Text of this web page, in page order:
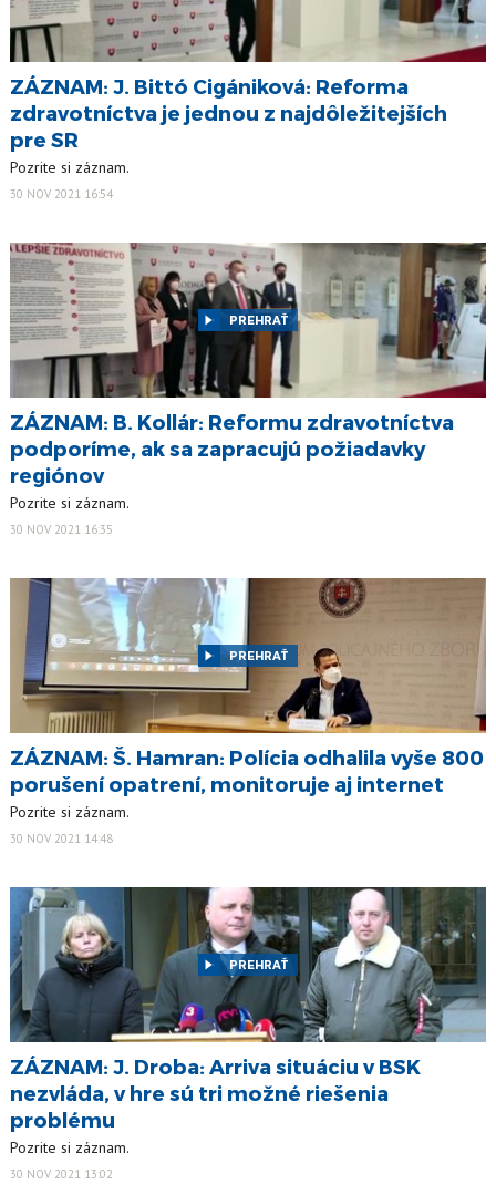
ZÁZNAM: J. Bittó Cigániková: Reforma
zdravotníctva je jednou z najdôležitejších
pre SR
Pozrite si záznam.
30 NOV 2021 16:54
PREHRAŤ
ZÁZNAM: B. Kollár: Reformu zdravotníctva
podporíme, ak sa zapracujú požiadavky
regiónov
Pozrite si záznam.
30 NOV 2021 16:35
PREHRAŤ
ZÁZNAM: Š. Hamran: Polícia odhalila vyše 800
porušení opatrení, monitoruje aj internet
Pozrite si záznam.
30 NOV 2021 14:48
PREHRAŤ
ZÁZNAM: J. Droba: Arriva situáciu v BSK
nezvláda, v hre sú tri možné riešenia
problému
Pozrite si záznam.
30 NOV 2021 13:02